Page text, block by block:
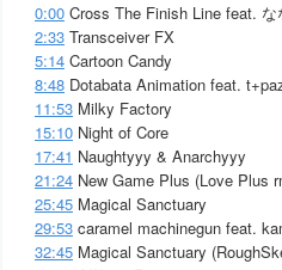
0:00 Cross The Finish Line feat. な
2:33 Transceiver FX
5:14 Cartoon Candy
8:48 Dotabata Animation feat.
11:53 Milky Factory
15:10 Night of Core
17:41 Naughtyyy & Anarchyyy
21:24 New Game Plus (Love Plus
25:45 Magical Sanctuary
29:53 caramel machinegun feat.
32:45 Magical Sanctuary